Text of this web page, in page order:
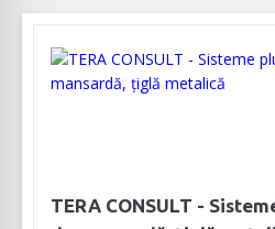
TERA CONSULT -